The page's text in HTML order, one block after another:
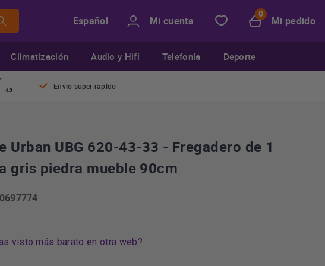
Español Mi cuenta Mi pedido
Climatización Audio y Hifi Telefonía Deporte
4.3 Envio super rápido
Urban UBG 620-43-33 - Fregadero de 1
gris piedra mueble 90cm
visto más barato en otra web?